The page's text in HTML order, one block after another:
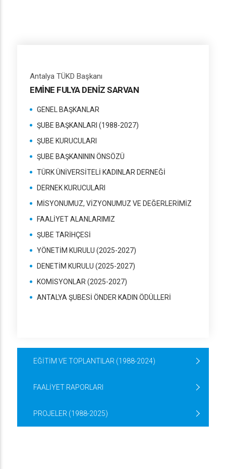
Antalya TÜKD Başkanı
EMİNE FULYA DENİZ SARVAN
GENEL BAŞKANLAR
ŞUBE BAŞKANLARI (1988-2027)
ŞUBE KURUCULARI
ŞUBE BAŞKANININ ÖNSÖZÜ
TÜRK ÜNİVERSİTELİ KADINLAR DERNEĞİ
DERNEK KURUCULARI
MİSYONUMUZ, VİZYONUMUZ VE DEĞERLERİMİZ
FAALİYET ALANLARIMIZ
ŞUBE TARİHÇESİ
YÖNETİM KURULU (2025-2027)
DENETİM KURULU (2025-2027)
KOMİSYONLAR (2025-2027)
ANTALYA ŞUBESİ ÖNDER KADIN ÖDÜLLERİ
EĞİTİM VE TOPLANTILAR (1988-2024)
FAALİYET RAPORLARI
PROJELER (1988-2025)